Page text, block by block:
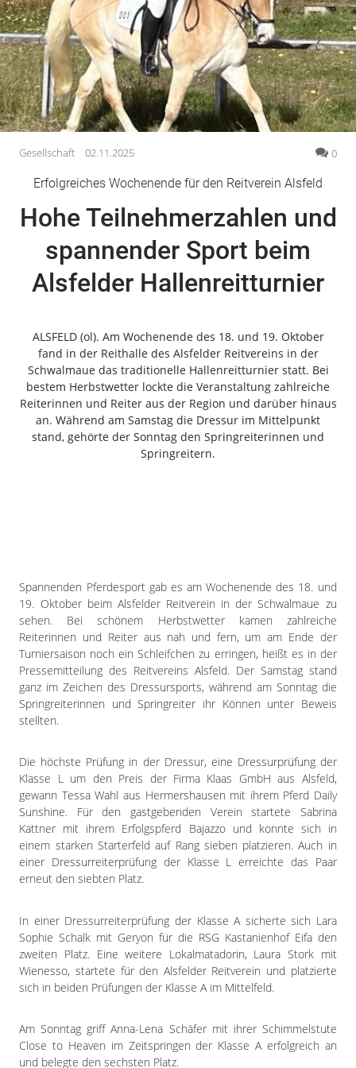
Gesundheit
Kultur
Lifestyle
Wirtschaft
Vogelsberg
Alsfeld
Romrod
Homberg
Ohm
Schotten
Antrifttal
Feldatal
Freiensteinau
Gemünden
Grebenau
Grebenhain
Wartenberg
Schwalm
Fulda
Gießen
Impressum
Gesellschaft 02.11.2025 0
Erfolgreiches Wochenende für den Reitverein Alsfeld
Hohe Teilnehmerzahlen und
spannender Sport beim
Alsfelder Hallenreitturnier
ALSFELD (ol). Am Wochenende des 18. und 19. Oktober
fand in der Reithalle des Alsfelder Reitvereins in der
Schwalmaue das traditionelle Hallenreitturnier statt. Bei
bestem Herbstwetter lockte die Veranstaltung zahlreiche
Reiterinnen und Reiter aus der Region und darüber hinaus
an. Während am Samstag die Dressur im Mittelpunkt
stand, gehörte der Sonntag den Springreiterinnen und
Springreitern.
Spannenden Pferdesport gab es am Wochenende des 18. und
19. Oktober beim Alsfelder Reitverein in der Schwalmaue zu
sehen. Bei schönem Herbstwetter kamen zahlreiche
Reiterinnen und Reiter aus nah und fern, um am Ende der
Turniersaison noch ein Schleifchen zu erringen, heißt es in der
Pressemitteilung des Reitvereins Alsfeld. Der Samstag stand
ganz im Zeichen des Dressursports, während am Sonntag die
Springreiterinnen und Springreiter ihr Können unter Beweis
stellten.
Die höchste Prüfung in der Dressur, eine Dressurprüfung der
Klasse L um den Preis der Firma Klaas GmbH aus Alsfeld,
gewann Tessa Wahl aus Hermershausen mit ihrem Pferd Daily
Sunshine. Für den gastgebenden Verein startete Sabrina
Kattner mit ihrem Erfolgspferd Bajazzo und konnte sich in
einem starken Starterfeld auf Rang sieben platzieren. Auch in
einer Dressurreiterprüfung der Klasse L erreichte das Paar
erneut den siebten Platz.
In einer Dressurreiterprüfung der Klasse A sicherte sich Lara
Sophie Schalk mit Geryon für die RSG Kastanienhof Eifa den
zweiten Platz. Eine weitere Lokalmatadorin, Laura Stork mit
Wienesso, startete für den Alsfelder Reitverein und platzierte
sich in beiden Prüfungen der Klasse A im Mittelfeld.
Am Sonntag griff Anna-Lena Schäfer mit ihrer Schimmelstute
Close to Heaven im Zeitspringen der Klasse A erfolgreich an
und belegte den sechsten Platz.